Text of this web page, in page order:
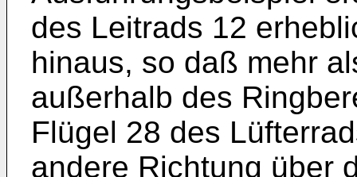
des Leitrads 12
hinaus, so daß mehr
außerhalb des
Flügel 28 des
andere Richtung über